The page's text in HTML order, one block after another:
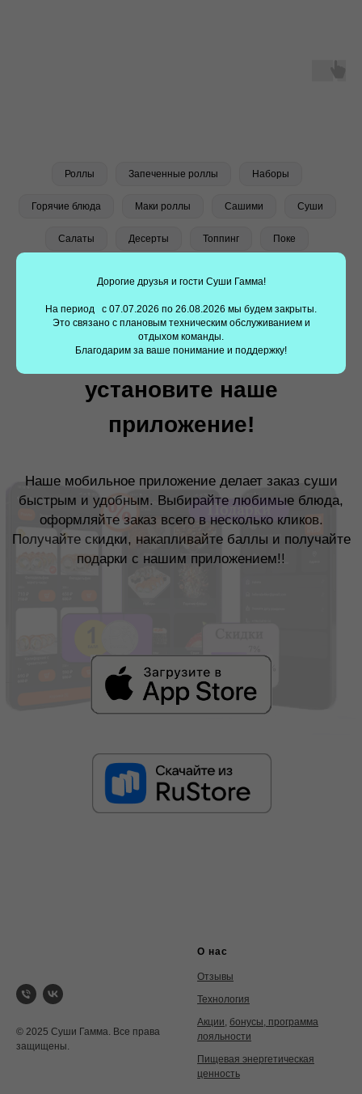
Дорогие друзья и гости Суши Гамма!
На период с 07.07.2026 по 26.08.2026 мы будем закрыты.
Это связано с плановым техническим обслуживанием и
отдыхом команды.
Благодарим за ваше понимание и поддержку!
Роллы Запеченные роллы Наборы
Горячие блюда Маки роллы Сашими Суши
Салаты Десерты Топпинг Поке
Получайте скидки, накапливайте баллы и получайте
© 2025 Суши Гамма. Все права
защищены.
О нас
Отзывы
Технология
Акции, бонусы, программа
лояльности
Пищевая энергетическая
ценность